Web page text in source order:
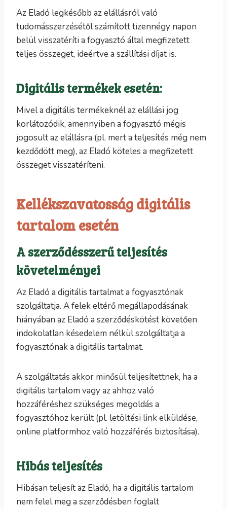
Az Eladó legkésőbb az elállásról való
tudomásszerzésétől számított tizennégy napon
belül visszatéríti a fogyasztó által megfizetett
teljes összeget, ideértve a szállítási díjat is.
Digitális termékek esetén:
Mivel a digitális termékeknél az elállási jog
korlátozódik, amennyiben a fogyasztó mégis
jogosult az elállásra (pl. mert a teljesítés még nem
kezdődött meg), az Eladó köteles a megfizetett
összeget visszatéríteni.
Kellékszavatosság digitális
tartalom esetén
A szerződésszerű teljesítés
követelményei
Az Eladó a digitális tartalmat a fogyasztónak
szolgáltatja. A felek eltérő megállapodásának
hiányában az Eladó a szerződéskötést követően
indokolatlan késedelem nélkül szolgáltatja a
fogyasztónak a digitális tartalmat.
A szolgáltatás akkor minősül teljesítettnek, ha a
digitális tartalom vagy az ahhoz való
hozzáféréshez szükséges megoldás a
fogyasztóhoz került (pl. letöltési link elküldése,
online platformhoz való hozzáférés biztosítása).
Hibás teljesítés
Hibásan teljesít az Eladó, ha a digitális tartalom
nem felel meg a szerződésben foglalt